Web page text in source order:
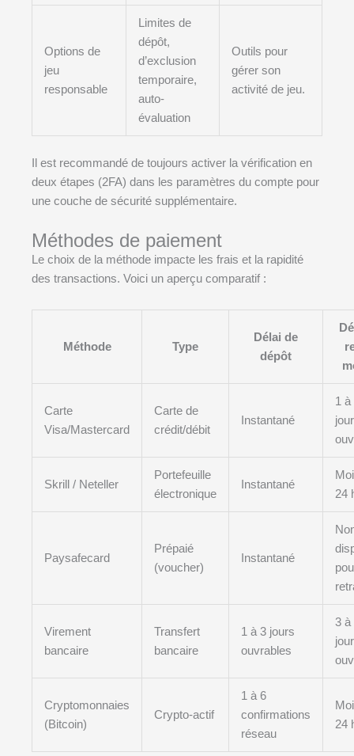
Options de
jeu
responsable
Limites de
dépôt,
d’exclusion
temporaire,
auto-
évaluation
Outils pour
gérer son
activité de jeu.
Il est recommandé de toujours activer la vérification en
deux étapes (2FA) dans les paramètres du compte pour
une couche de sécurité supplémentaire.
Méthodes de paiement
Le choix de la méthode impacte les frais et la rapidité
des transactions. Voici un aperçu comparatif :
Méthode Type
Délai de
dépôt
Carte
Visa/Mastercard
Carte de
crédit/débit
Instantané
1 à
Skrill / Neteller
Portefeuille
électronique
Instantané
24
Paysafecard
Prépaié
(voucher)
Instantané
Virement
bancaire
Transfert
bancaire
1 à 3 jours
ouvrables
3 à
Cryptomonnaies
(Bitcoin)
Crypto-actif
1 à 6
confirmations
réseau
24